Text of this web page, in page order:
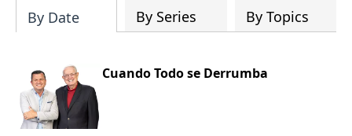
By Date By Series By Topics
Cuando Todo se Derrumba